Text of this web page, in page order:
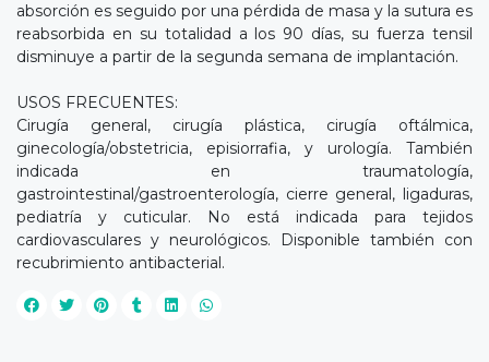
absorción es seguido por una pérdida de masa y la sutura es
reabsorbida en su totalidad a los 90 días, su fuerza tensil
disminuye a partir de la segunda semana de implantación.
USOS FRECUENTES:
Cirugía general, cirugía plástica, cirugía oftálmica,
ginecología/obstetricia, episiorrafia, y urología. También
indicada en traumatología,
gastrointestinal/gastroenterología, cierre general, ligaduras,
pediatría y cuticular. No está indicada para tejidos
cardiovasculares y neurológicos. Disponible también con
recubrimiento antibacterial.